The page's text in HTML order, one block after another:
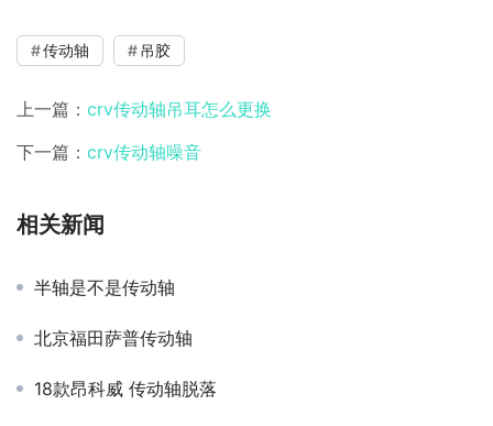
传动轴 吊胶
上一篇： crv传动轴吊耳怎么更换
下一篇： crv传动轴噪音
相关新闻
半轴是不是传动轴
北京福田萨普传动轴
18款昂科威 传动轴脱落